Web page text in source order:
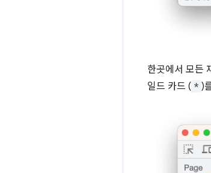
한곳에서 모든
일드 카드 ( * )